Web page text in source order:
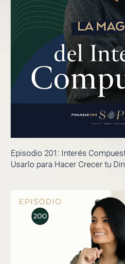
Episodio 201: Interés
Usarlo para Hacer Crecer tu